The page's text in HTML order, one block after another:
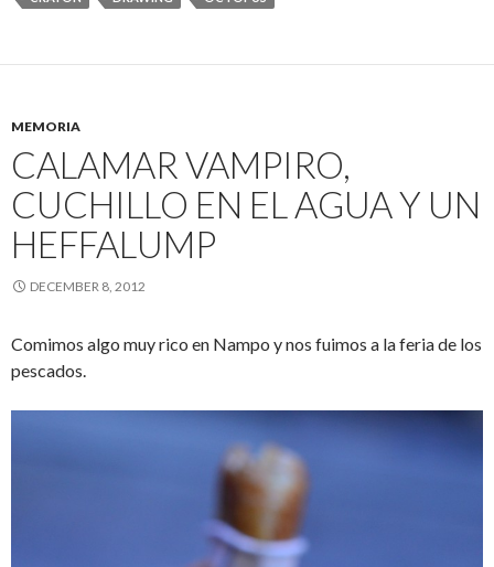
MEMORIA
CALAMAR VAMPIRO,
CUCHILLO EN EL AGUA Y UN
HEFFALUMP
DECEMBER 8, 2012
Comimos algo muy rico en Nampo y nos fuimos a la feria de los
pescados.